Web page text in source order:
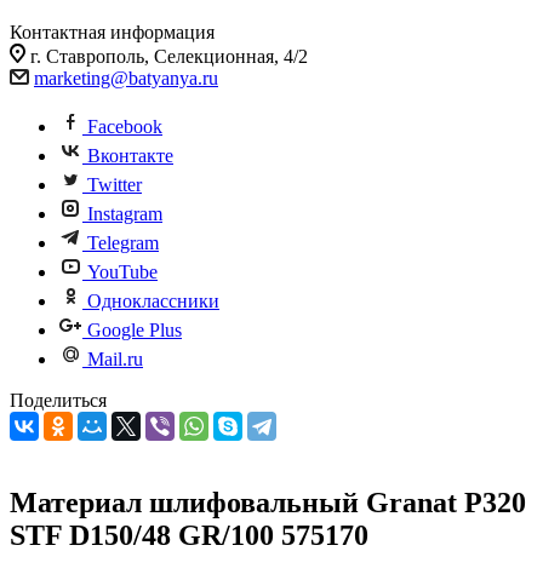
Контактная информация
г. Ставрополь, Селекционная, 4/2
marketing@batyanya.ru
Facebook
Вконтакте
Twitter
Instagram
Telegram
YouTube
Одноклассники
Google Plus
Mail.ru
Поделиться
Материал шлифовальный Granat P320
STF D150/48 GR/100 575170